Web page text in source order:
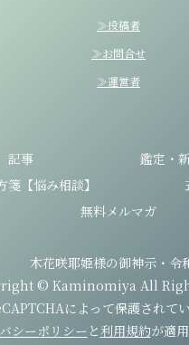
≫投稿者
≫お問合せ
≫運営者
記事
鑑定・
箋【悩み相談】
無料メルマガ
木花咲耶姫様の御神示・令
© Kaminomiya All
によって保護されて
シーポリシー と利用規約が適用